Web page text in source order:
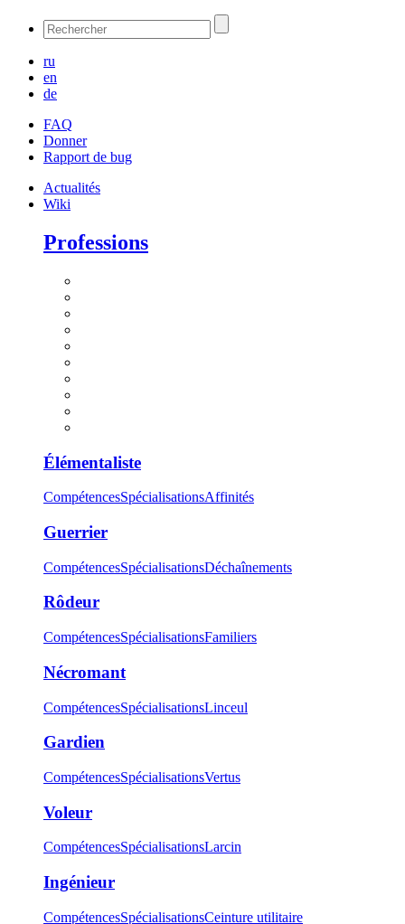
ru
en
de
FAQ
Donner
Rapport de bug
Actualités
Wiki
Professions
Élémentaliste
CompétencesSpécialisationsAffinités
Guerrier
CompétencesSpécialisationsDéchaînements
Rôdeur
CompétencesSpécialisationsFamiliers
Nécromant
CompétencesSpécialisationsLinceul
Gardien
CompétencesSpécialisationsVertus
Voleur
CompétencesSpécialisationsLarcin
Ingénieur
CompétencesSpécialisationsCeinture utilitaire